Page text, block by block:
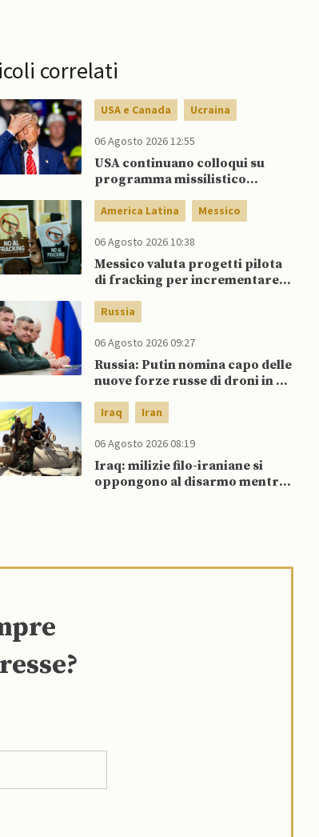
correlati
USA e Canada Ucraina
06 Agosto 2026 12:55
USA continuano colloqui su
programma missilistico
dubbi di Trump, affermano
America Latina Messico
06 Agosto 2026 10:38
Messico valuta progetti pilota
di fracking per incrementare
fonti
Russia
06 Agosto 2026 09:27
Russia: Putin nomina capo delle
nuove forze russe di droni in un
Iraq Iran
06 Agosto 2026 08:19
Iraq: milizie filo-iraniane si
oppongono al disarmo mentre